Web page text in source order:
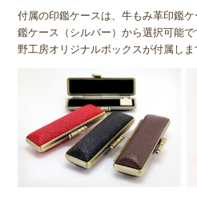
付属の印鑑ケースは、牛もみ革印鑑
鑑ケース（シルバー）から選択可能
野工房オリジナルボックスが付属しま